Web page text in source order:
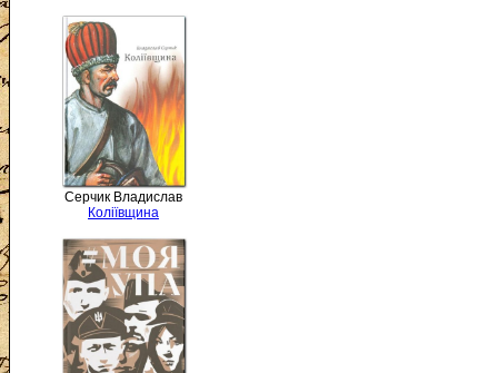
Серчик Владислав
Коліївщина